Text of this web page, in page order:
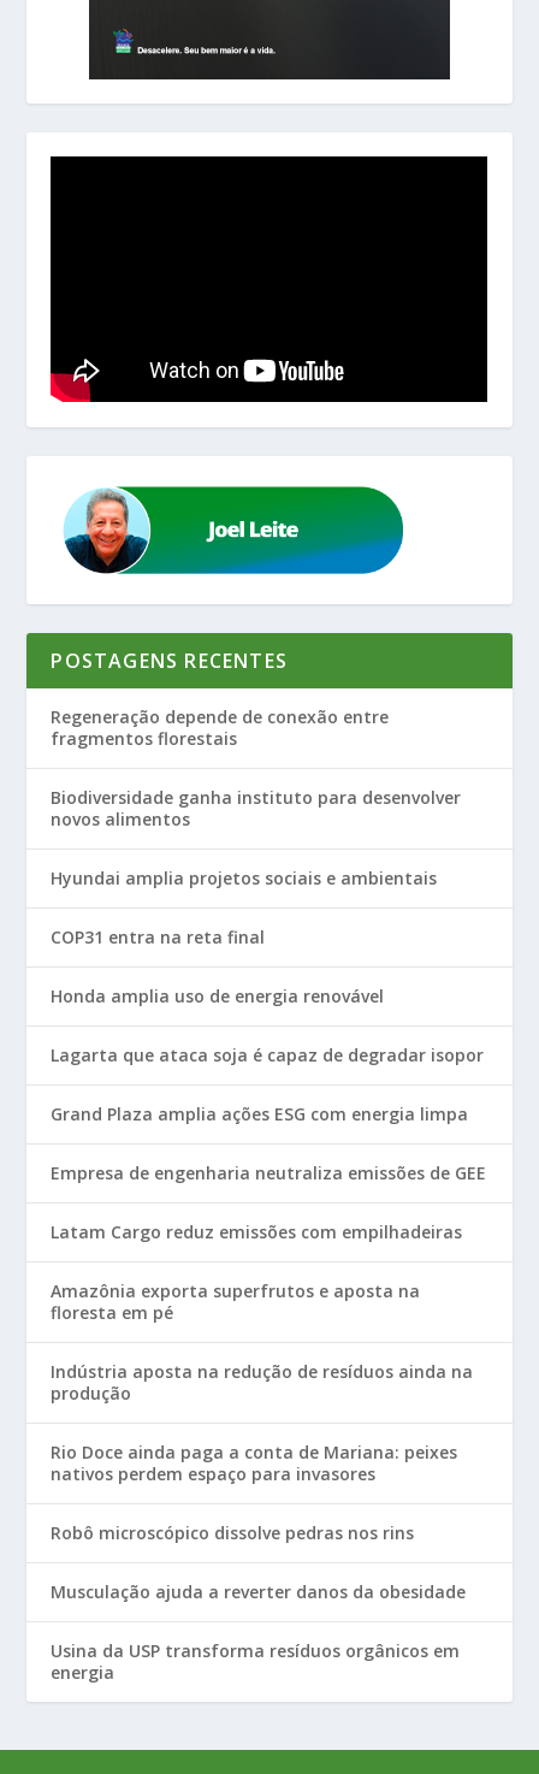
POSTAGENS RECENTES
Regeneração depende de conexão entre
fragmentos florestais
Biodiversidade ganha instituto para desenvolver
novos alimentos
Hyundai amplia projetos sociais e ambientais
COP31 entra na reta final
Honda amplia uso de energia renovável
Lagarta que ataca soja é capaz de degradar isopor
Grand Plaza amplia ações ESG com energia limpa
Empresa de engenharia neutraliza emissões de GEE
Latam Cargo reduz emissões com empilhadeiras
Amazônia exporta superfrutos e aposta na
floresta em pé
Indústria aposta na redução de resíduos ainda na
produção
Rio Doce ainda paga a conta de Mariana: peixes
nativos perdem espaço para invasores
Robô microscópico dissolve pedras nos rins
Musculação ajuda a reverter danos da obesidade
Usina da USP transforma resíduos orgânicos em
energia